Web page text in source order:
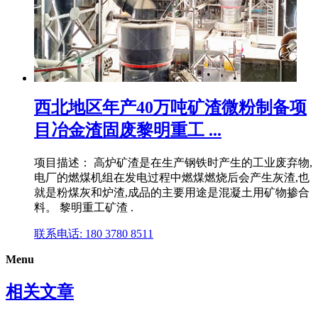
西北地区年产40万吨矿渣微粉制备项
目冶金渣固废黎明重工 ...
项目描述： 高炉矿渣是在生产钢铁时产生的工业废弃物,
电厂的燃煤机组在发电过程中燃煤燃烧后会产生灰渣,也
就是粉煤灰和炉渣,成品的主要用途是混凝土用矿物掺合
料。 黎明重工矿渣 .
联系电话: 180 3780 8511
Menu
相关文章